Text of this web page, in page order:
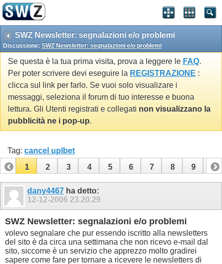
SWZ Newsletter: segnalazioni e/o problemi
Discussione: SWZ Newsletter: segnalazioni e/o problemi
Se questa è la tua prima visita, prova a leggere le FAQ.
Per poter scrivere devi eseguire la REGISTRAZIONE :
clicca sul link per farlo. Se vuoi solo visualizare i
messaggi, seleziona il forum di tuo interesse e buona
lettura. Gli Utenti registrati e collegati non visualizzano la
pubblicità ne i pop-up.
Tag: cancel uplbet
1
2 3 4 5 6 7 8 9 10
11 12 13 14
dany4467 ha detto:
12-12-2006 23.20.29
SWZ Newsletter: segnalazioni e/o problemi
volevo segnalare che pur essendo iscritto alla newsletters
del sito è da circa una settimana che non ricevo e-mail dal
sito, siccome è un servizio che apprezzo molto gradirei
sapere come fare per tornare a ricevere le newsletters di